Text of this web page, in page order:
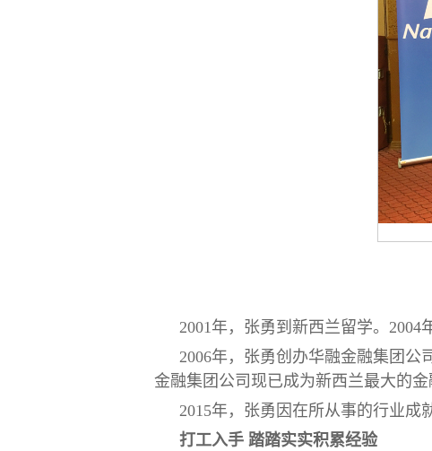
2001年，张勇到新西兰留学。2004
2006年，张勇创办华融金融集团公
金融集团公司现已成为新西兰最大的金
2015年，张勇因在所从事的行业成
打工入手 踏踏实实积累经验